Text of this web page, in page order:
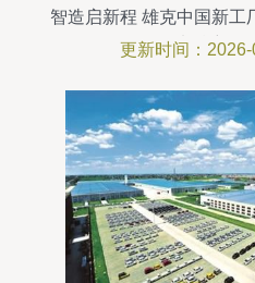
智造启新程 雄克中国新工
来精密抓
更新时间：